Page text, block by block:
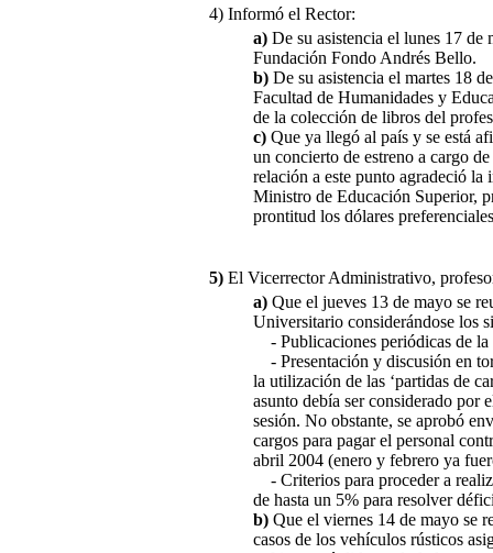
4) Informó el Rector:
a) De su asistencia el lunes 17
Fundación Fondo Andrés Bello.
b) De su asistencia el martes 18
Facultad de Humanidades y
de la colección de libros del
c) Que ya llegó al país y se está
un concierto de estreno a cargo
relación a este punto agradeció la
Ministro de Educación Superior,
prontitud los dólares
5) El Vicerrector Administrativo,
a) Que el jueves 13 de mayo se
Universitario considerándose los
- Publicaciones periódicas de la
- Presentación y discusión en
la utilización de las ‘partidas de
asunto debía ser considerado por
sesión. No obstante, se aprobó
cargos para pagar el personal
abril 2004 (enero y febrero ya
- Criterios para proceder a
de hasta un 5% para resolver
b) Que el viernes 14 de mayo se
casos de los vehículos rústicos